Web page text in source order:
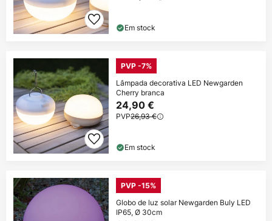
Em stock
PVP -7%
Lâmpada decorativa LED Newgarden
Cherry branca
24,90 €
PVP26,93 €
Em stock
PVP -15%
Globo de luz solar Newgarden Buly LED
IP65, Ø 30cm